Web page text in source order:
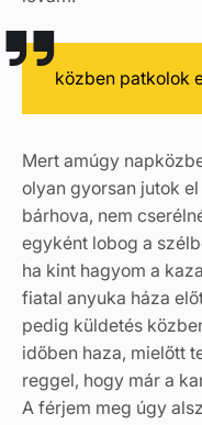
közben patkolok
Mert amúgy
olyan gyorsan jutok
bárhova, nem
egyként lobog a
ha kint hagyom a
fiatal anyuka háza
pedig küldetés
időben haza, mielőtt
reggel, hogy már a
A férjem meg úgy